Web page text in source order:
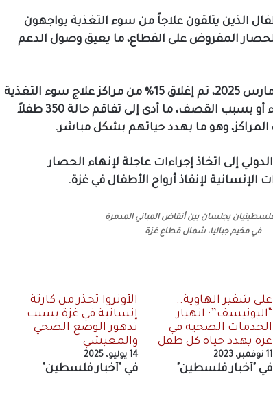
الذين يتلقون علاجاً من سوء التغذية يواجهون
المفروض على القطاع، ما يعيق وصول الدعم
وأشارت إلى أنه منذ 18 آذار/مارس 2025، تم إغلاق 15% من مراكز علاج سوء التغذية
في غزة، إما نتيجة أوامر إخلاء أو بسبب القصف، ما أدى إلى تفاقم حالة 350 طفلاً
المراكز، وهو ما يهدد حياتهم بشكل مباشر.
إلى اتخاذ إجراءات عاجلة لإنهاء الحصار
لإنقاذ أرواح الأطفال في غزة.
يجلسان بين أنقاض المباني المدمرة
في مخيم جباليا، شمال قطاع غزة
على شفير الهاوية..
“اليونيسف”: انهيار
الخدمات الصحية في
غزة يهدد حياة كل طفل
11 نوفمبر، 2023
في "أخبار فلسطين"
الأونروا تحذر من كارثة
إنسانية في غزة بسبب
تدهور الوضع الصحي
والمعيشي
14 يوليو، 2025
في "أخبار فلسطين"